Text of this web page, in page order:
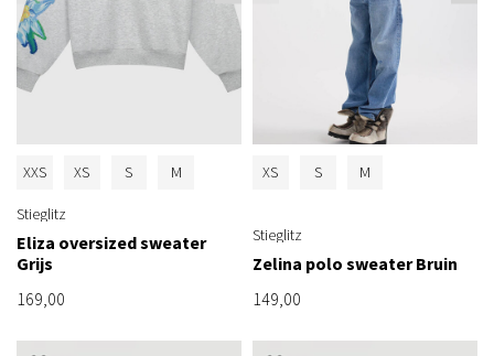
XXS XS S M
Stieglitz
Eliza oversized sweater
Grijs
169,00
XS S M
Stieglitz
Zelina polo sweater Bruin
149,00